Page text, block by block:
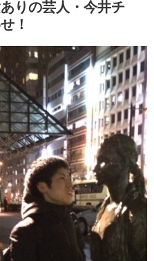
りの芸人・今井チ
！